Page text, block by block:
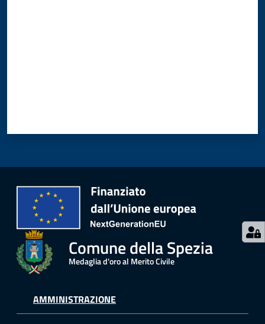
A
P
Tutti
gli
argomenti...
Seguici
Comune della Spezia
Medaglia d'oro al Merito Civile
AMMINISTRAZIONE